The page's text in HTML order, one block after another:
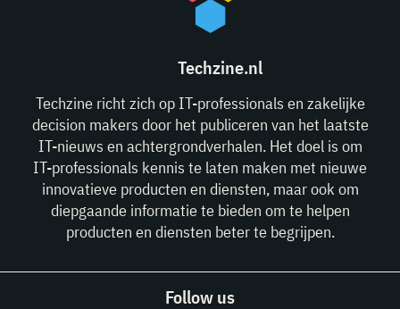
Techzine.nl
Techzine richt zich op IT-professionals en zakelijke
decision makers door het publiceren van het laatste
IT-nieuws en achtergrondverhalen. Het doel is om
IT-professionals kennis te laten maken met nieuwe
innovatieve producten en diensten, maar ook om
diepgaande informatie te bieden om te helpen
producten en diensten beter te begrijpen.
Follow us